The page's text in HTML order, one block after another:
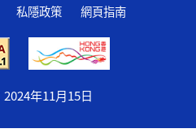
私隱政策 網頁指南
2024年11月15日